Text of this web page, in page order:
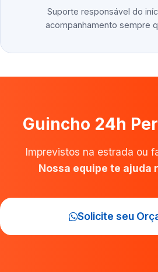
Suporte responsável do
acompanhamento sempre
Guincho 24h
Imprevistos na estrada ou
Nossa equipe te ajuda
Solicite seu